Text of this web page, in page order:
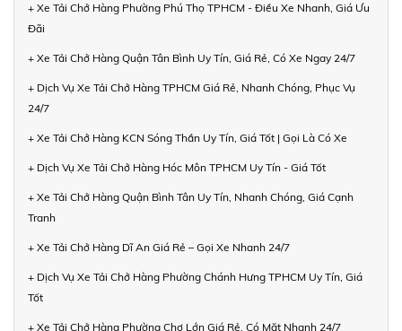
+ Xe Tải Chở Hàng Phường Phú Thọ TPHCM - Điều Xe Nhanh, Giá Ưu
Đãi
+ Xe Tải Chở Hàng Quận Tân Bình Uy Tín, Giá Rẻ, Có Xe Ngay 24/7
+ Dịch Vụ Xe Tải Chở Hàng TPHCM Giá Rẻ, Nhanh Chóng, Phục Vụ
24/7
+ Xe Tải Chở Hàng KCN Sóng Thần Uy Tín, Giá Tốt | Gọi Là Có Xe
+ Dịch Vụ Xe Tải Chở Hàng Hóc Môn TPHCM Uy Tín - Giá Tốt
+ Xe Tải Chở Hàng Quận Bình Tân Uy Tín, Nhanh Chóng, Giá Cạnh
Tranh
+ Xe Tải Chở Hàng Dĩ An Giá Rẻ – Gọi Xe Nhanh 24/7
+ Dịch Vụ Xe Tải Chở Hàng Phường Chánh Hưng TPHCM Uy Tín, Giá
Tốt
+ Xe Tải Chở Hàng Phường Chợ Lớn Giá Rẻ, Có Mặt Nhanh 24/7